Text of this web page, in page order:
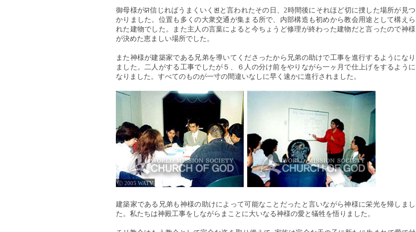
御母様がꡒ信じればうまくいくꡓと言われたその日、2時間後にそれほど切に捜した場所が見つ
かりました。位置も多くの大衆交通が集まる所で、内部構造も初めから教会用途として構えら
れた建物でした。また主人の言葉によると今ちょうど修理が終わった建物だと言ったので神様
が決めた恵ましい場所でした。
また神様が建築家である兄弟を導いてくださったから兄弟の助けで工事を進行するようになり
ました。二人がする工事でしたが５、６人の分け前をやりながら一ヶ月で仕上げをするように
なりました。すべてのものが一寸の間違いなしに早く速かに進行されました。
ⓒ 2005 WATV
建築家である兄弟も神様の助けによって可能なことだったと言いながら神様に栄光を帰しまし
た。私たちは神殿工事をしながらまことに大いなる神様の愛と犠牲を悟りました。